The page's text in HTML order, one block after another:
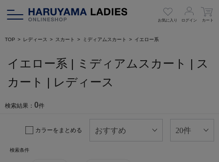
お気に入り ログイン カート
TOP レディース スカート ミディアムスカート イエロー系
イエロー系 | ミディアムスカート | ス
カート | レディース
検索結果： 0件
カラーをまとめる
検索条件